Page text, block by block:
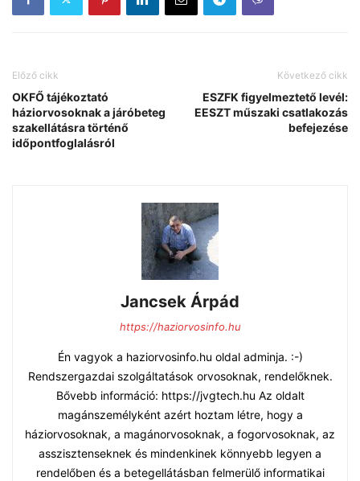
Előző cikk
OKFŐ tájékoztató
háziorvosoknak a járóbeteg
szakellátásra történő
időpontfoglalásról
Következő cikk
ESZFK figyelmeztető levél:
EESZT műszaki csatlakozás
befejezése
Jancsek Árpád
https://haziorvosinfo.hu
Én vagyok a haziorvosinfo.hu oldal adminja. :-)
Rendszergazdai szolgáltatások orvosoknak, rendelőknek.
Bővebb információ: https://jvgtech.hu Az oldalt
magánszemélyként azért hoztam létre, hogy a
háziorvosoknak, a magánorvosoknak, a fogorvosoknak, az
asszisztenseknek és mindenkinek könnyebb legyen a
rendelőben és a betegellátásban felmerülő informatikai